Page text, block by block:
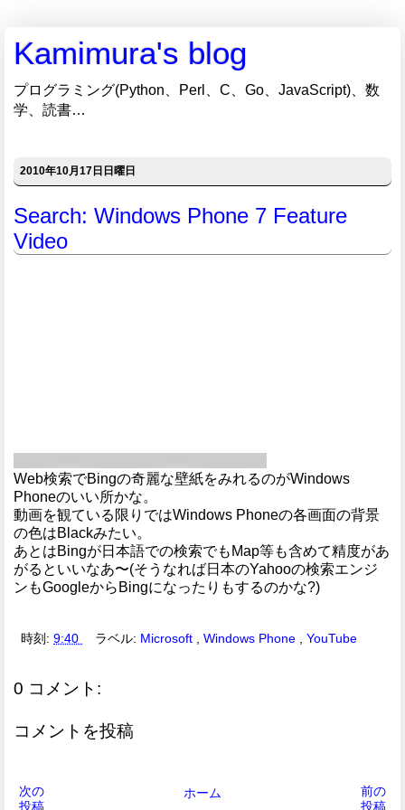
Kamimura's blog
プログラミング(Python、Perl、C、Go、JavaScript)、数
学、読書…
2010年10月17日日曜日
Search: Windows Phone 7 Feature
Video
Web検索でBingの奇麗な壁紙をみれるのがWindows
Phoneのいい所かな。
動画を観ている限りではWindows Phoneの各画面の背景
の色はBlackみたい。
あとはBingが日本語での検索でもMap等も含めて精度があ
がるといいなあ〜(そうなれば日本のYahooの検索エンジ
ンもGoogleからBingになったりもするのかな?)
時刻: 9:40 ラベル: Microsoft ,Windows Phone ,YouTube
0 コメント:
コメントを投稿
次の
投稿
前の
投稿
ホーム